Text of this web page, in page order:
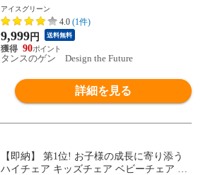
さ調整 11段階 子供椅子 ダイニングチェア
ー 座面スライド 天然木 チェア 木製 子供
用 椅子 入園 男の子 女の子 6510000143
〔アイスグリーン〕
アイスグリーン
4.0 (1件)
9,999円 送料無料
90
タンスのゲン Design the Future
詳細を見る
【即納】 第1位! お子様の成長に寄り添う
ハイチェア キッズチェア ベビーチェア 高